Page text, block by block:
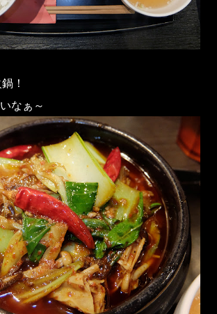
！
なぁ～